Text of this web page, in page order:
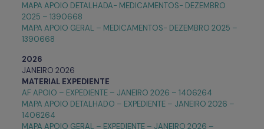
MAPA APOIO DETALHADA- MEDICAMENTOS- DEZEMBRO
2025 – 1390668
MAPA APOIO GERAL – MEDICAMENTOS- DEZEMBRO 2025 –
1390668
2026
JANEIRO 2026
MATERIAL EXPEDIENTE
AF APOIO – EXPEDIENTE – JANEIRO 2026 – 1406264
MAPA APOIO DETALHADO – EXPEDIENTE – JANEIRO 2026 –
1406264
MAPA APOIO GERAL – EXPEDIENTE – JANEIRO 2026 –